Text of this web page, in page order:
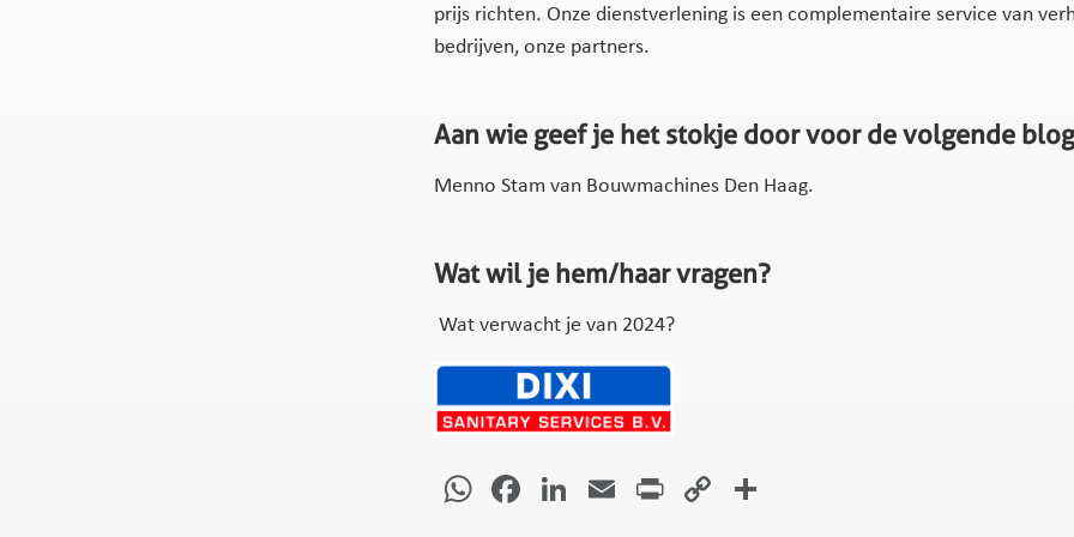
prijs richten. Onze dienstverlening is een complementaire service van
bedrijven, onze partners.
Aan wie geef je het stokje door voor de volgende
Menno Stam van Bouwmachines Den Haag.
Wat wil je hem/haar vragen?
Wat verwacht je van 2024?
WhatsApp
Facebook
LinkedIn
EmailPrintCopy